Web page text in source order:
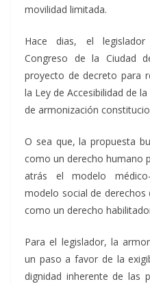
movilidad limitada.
Hace dias, el
Congreso de la Ciudad
proyecto de decreto para
la Ley de Accesibilidad de
de armonización
O sea que, la propuesta
como un derecho humano
atrás el modelo
modelo social de derechos
como un derecho
Para el legislador, la
un paso a favor de la
dignidad inherente de las